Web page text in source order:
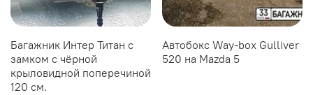
Багажник Интер Титан с
замком с чёрной
крыловидной поперечиной
120 см.
Автобокс Way-box Gulliver
520 на Mazda 5